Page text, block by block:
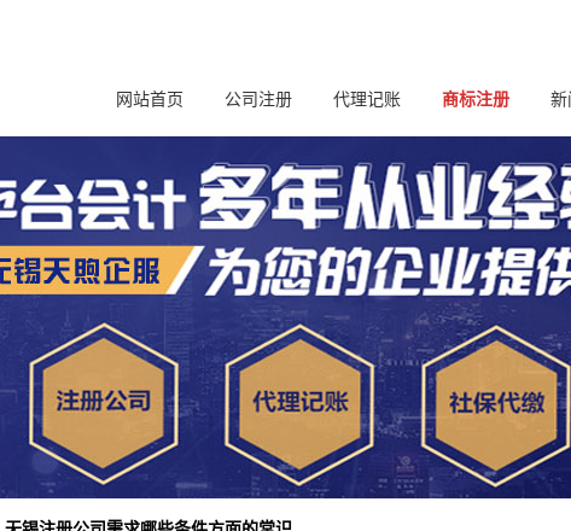
网站首页 公司注册 代理记账 商标注册 新
行
常